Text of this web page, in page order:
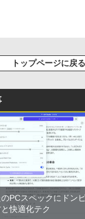
トップページに戻る
のPCスペックにドン
快適化テク